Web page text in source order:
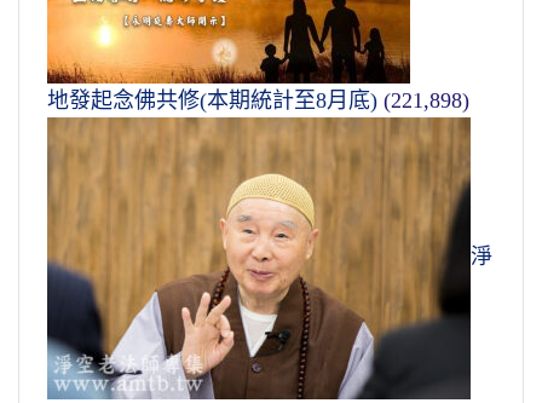
地發起念佛共修(本期統計至8月底) (221,898)
淨